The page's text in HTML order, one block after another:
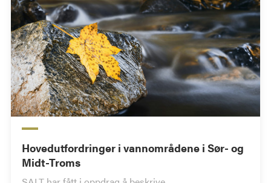
Hovedutfordringer i vannområdene i Sør- og
Midt-Troms